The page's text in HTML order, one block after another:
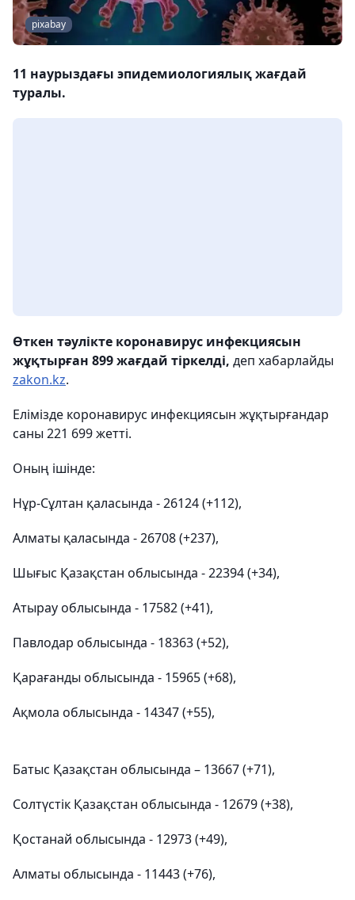
pixabay
11 наурыздағы эпидемиологиялық жағдай
туралы.
Өткен тәулікте коронавирус инфекциясын
жұқтырған 899 жағдай тіркелді, деп хабарлайды
zakon.kz.
Елімізде коронавирус инфекциясын жұқтырғандар
саны 221 699 жетті.
Оның ішінде:
Нұр-Сұлтан қаласында - 26124 (+112),
Алматы қаласында - 26708 (+237),
Шығыс Қазақстан облысында - 22394 (+34),
Атырау облысында - 17582 (+41),
Павлодар облысында - 18363 (+52),
Қарағанды облысында - 15965 (+68),
Ақмола облысында - 14347 (+55),
Батыс Қазақстан облысында – 13667 (+71),
Солтүстік Қазақстан облысында - 12679 (+38),
Қостанай облысында - 12973 (+49),
Алматы облысында - 11443 (+76),